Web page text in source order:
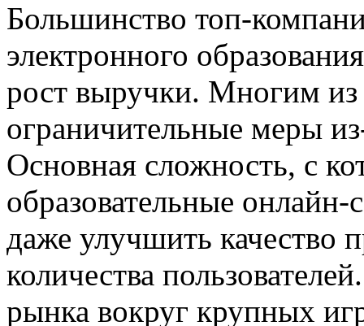
Большинство топ-
электронного
рост выручки. Многим из
ограничительные меры
Основная сложность, с
образовательные
даже улучшить качество
количества
рынка вокруг крупных